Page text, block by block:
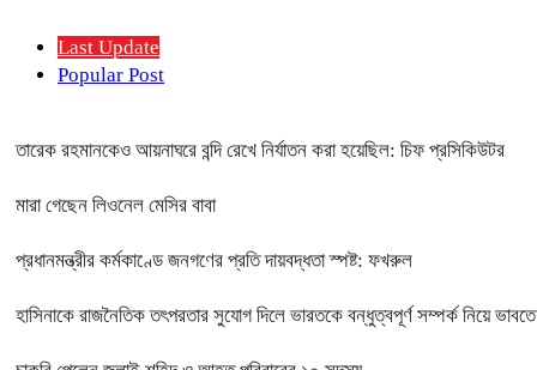
Last Update
Popular Post
তারেক রহমানকেও আয়নাঘরে বন্দি রেখে নির্যাতন করা হয়েছিল: চিফ প্রসিকিউটর
মারা গেছেন লিওনেল মেসির বাবা
প্রধানমন্ত্রীর কর্মকাণ্ডে জনগণের প্রতি দায়বদ্ধতা স্পষ্ট: ফখরুল
হাসিনাকে রাজনৈতিক তৎপরতার সুযোগ দিলে ভারতকে বন্ধুত্বপূর্ণ সম্পর্ক নিয়ে ভাবতে